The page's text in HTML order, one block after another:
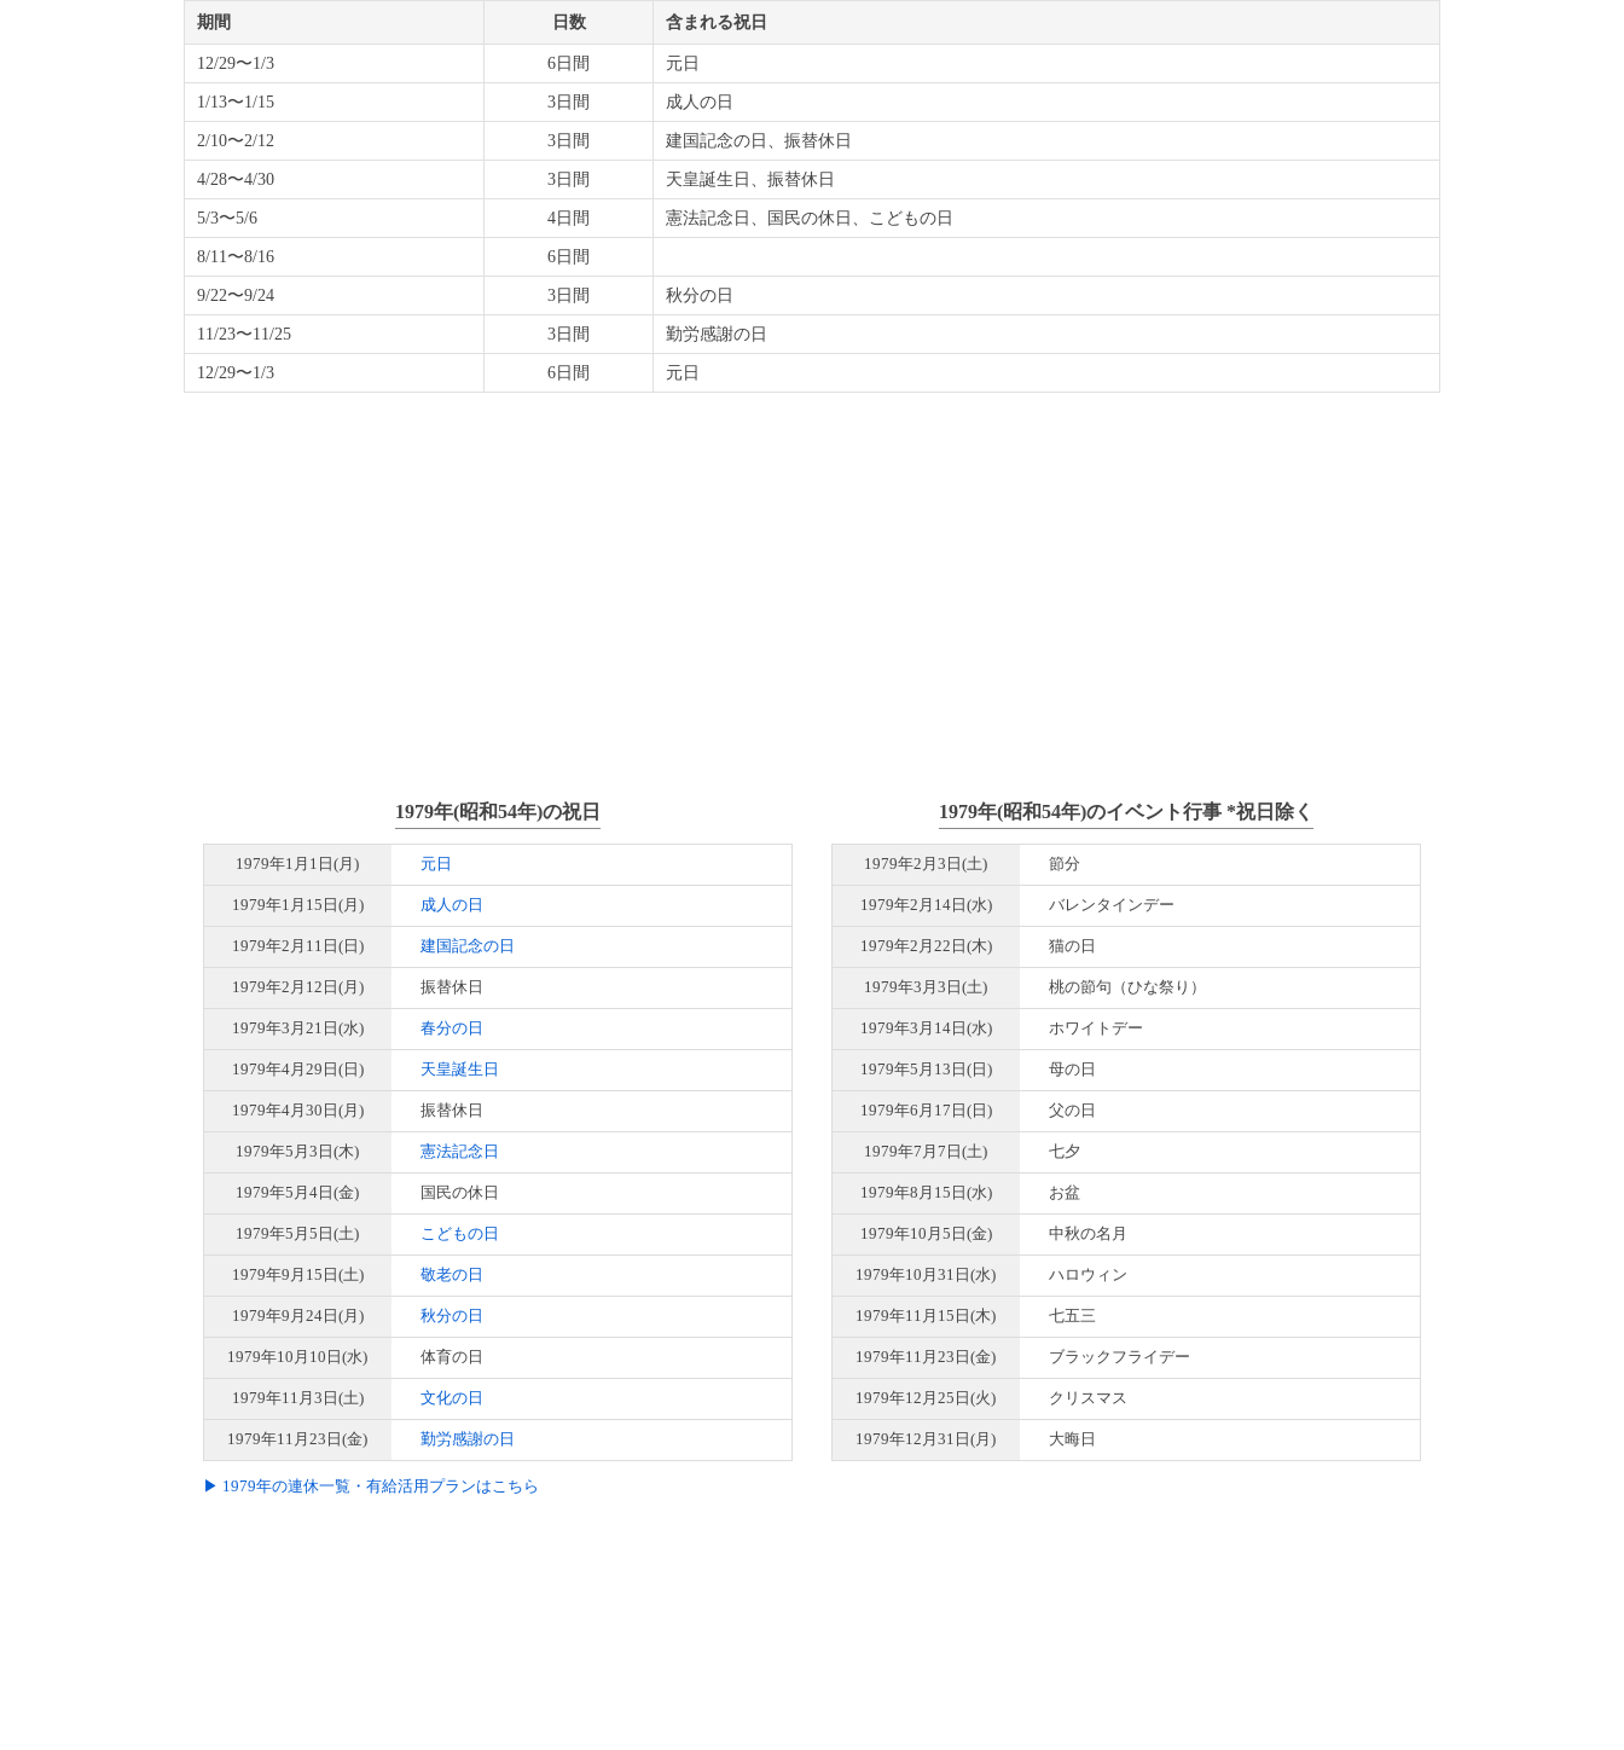
期間 日数 含まれる祝日
12/29〜1/3 6日間
元日
1/13〜1/15
3日間
成人の日
2/10〜2/12
3日間
建国記念の日、振替休日
4/28〜4/30
3日間
天皇誕生日、振替休日
5/3〜5/6
4日間
憲法記念日、国民の休日、こどもの日
8/11〜8/16
6日間
9/22〜9/24
3日間
秋分の日
11/23〜11/25
3日間
勤労感謝の日
12/29〜1/3
6日間 元日
1979年(昭和54年)の祝日
1979年1月1日(月) 元日
1979年1月15日(月) 成人の日
1979年2月11日(日) 建国記念の日
1979年2月12日(月) 振替休日
1979年3月21日(水) 春分の日
1979年4月29日(日) 天皇誕生日
1979年4月30日(月) 振替休日
1979年5月3日(木) 憲法記念日
1979年5月4日(金) 国民の休日
1979年5月5日(土) こどもの日
1979年9月15日(土) 敬老の日
1979年9月24日(月) 秋分の日
1979年10月10日(水) 体育の日
1979年11月3日(土) 文化の日
1979年11月23日(金) 勤労感謝の日
▶ 1979年の連休一覧・有給活用プランはこちら
1979年(昭和54年)のイベント行事 *祝日除く
1979年2月3日(土) 節分
1979年2月14日(水) バレンタインデー
1979年2月22日(木) 猫の日
1979年3月3日(土) 桃の節句（ひな祭り）
1979年3月14日(水) ホワイトデー
1979年5月13日(日) 母の日
1979年6月17日(日) 父の日
1979年7月7日(土) 七夕
1979年8月15日(水) お盆
1979年10月5日(金) 中秋の名月
1979年10月31日(水) ハロウィン
1979年11月15日(木) 七五三
1979年11月23日(金) ブラックフライデー
1979年12月25日(火) クリスマス
1979年12月31日(月) 大晦日